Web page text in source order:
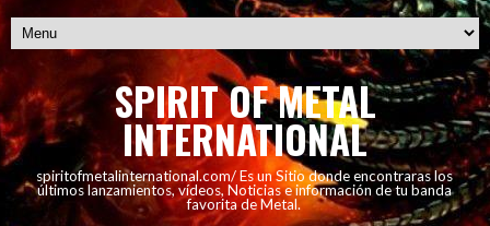
SPIRIT OF METAL
INTERNATIONAL
spiritofmetalinternational.com/ Es un Sitio donde encontraras los
últimos lanzamientos, vídeos, Noticias e información de tu banda
favorita de Metal.